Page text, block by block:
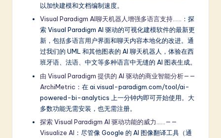
以加快建模和文档编制速度。
Visual Paradigm AI聊天机器人增强多语言支持…… ：探
索 Visual Paradigm AI 驱动的可视化建模软件的最新更
新，包括多语言用户界面和聊天内容本地化的改进。通
过我们的 UML 和其他图表的 AI 聊天机器人，体验在西
班牙语、法语、中文等多种语言中无缝的 AI 图表生成。
由 Visual Paradigm 提供的 AI 驱动的商业智能分析——
ArchiMetric ：在 ai.visual-paradigm.com/tool/ai-
powered-bi-analytics 上一分钟内即可开始使用。大
多数功能无需安装，也无需注册。
探索 Visual Paradigm AI 驱动功能的威力……——
Visualize AI ：尽管像 Google 的 AI 图像翻译工具（通